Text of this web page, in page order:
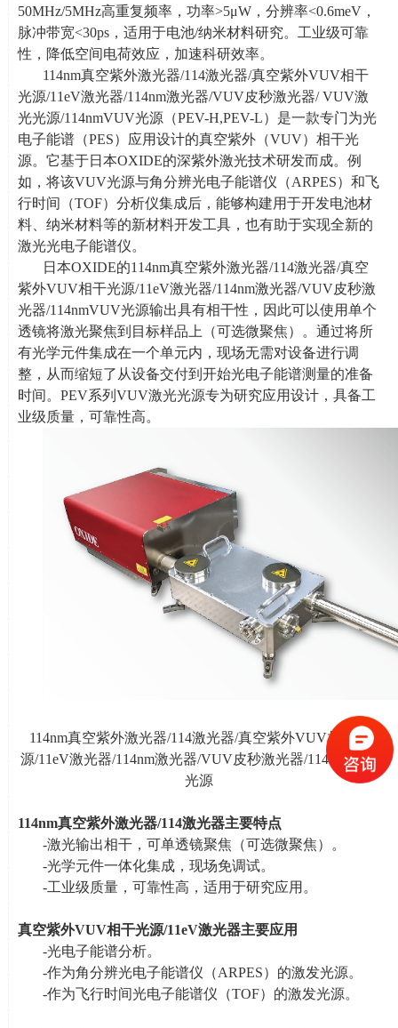
50MHz/5MHz高重复频率，功率>5μW，分辨率<0.6meV，
脉冲带宽<30ps，适用于电池/纳米材料研究。工业级可靠
性，降低空间电荷效应，加速科研效率。
114nm真空紫外激光器/114激光器/真空紫外VUV相干
光源/11eV激光器/114nm激光器/VUV皮秒激光器/ VUV激
光光源/114nmVUV光源（PEV-H,PEV-L）是一款专门为光
电子能谱（PES）应用设计的真空紫外（VUV）相干光
源。它基于日本OXIDE的深紫外激光技术研发而成。例
如，将该VUV光源与角分辨光电子能谱仪（ARPES）和飞
行时间（TOF）分析仪集成后，能够构建用于开发电池材
料、纳米材料等的新材料开发工具，也有助于实现全新的
激光光电子能谱仪。
日本OXIDE的114nm真空紫外激光器/114激光器/真空
紫外VUV相干光源/11eV激光器/114nm激光器/VUV皮秒激
光器/114nmVUV光源输出具有相干性，因此可以使用单个
透镜将激光聚焦到目标样品上（可选微聚焦）。通过将所
有光学元件集成在一个单元内，现场无需对设备进行调
整，从而缩短了从设备交付到开始光电子能谱测量的准备
时间。 PEV系列 VUV激光光源专为研究应用设计，具备工
业级质量，可靠性高。
114nm真空紫外激光器/114激光器/真空紫外VUV相干光
源/11eV激光器/114nm激光器/VUV皮秒激光器/114nmVUV
光源
114nm真空紫外激光器/114激光器主要特点
-激光输出相干，可单透镜聚焦（可选微聚焦）。
-光学元件一体化集成，现场免调试。
-工业级质量，可靠性高，适用于研究应用。
真空紫外VUV相干光源/11eV激光器主要应用
-光电子能谱分析。
-作为角分辨光电子能谱仪（ARPES）的激发光源。
-作为飞行时间光电子能谱仪（TOF）的激发光源。